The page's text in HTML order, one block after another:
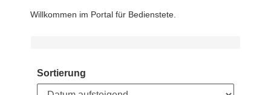
Willkommen im Portal für Bedienstete.
Sortierung